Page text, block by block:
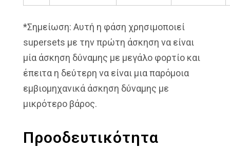
*Σημείωση: Αυτή η φάση χρησιμοποιεί
supersets με την πρώτη άσκηση να είναι
μία άσκηση δύναμης με μεγάλο φορτίο και
έπειτα η δεύτερη να είναι μια παρόμοια
εμβιομηχανικά άσκηση δύναμης με
μικρότερο βάρος.
Προοδευτικότητα